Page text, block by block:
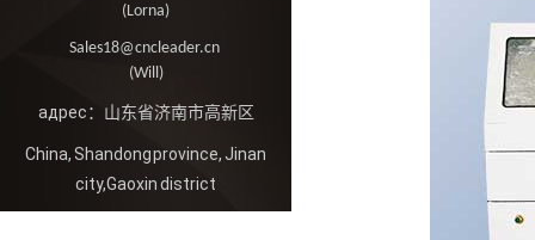
(Lorna)
Sales18@cncleader.cn
(Will)
адрес：山东省济南市高新区
China, Shandong province, Jinan
city,Gaoxin district